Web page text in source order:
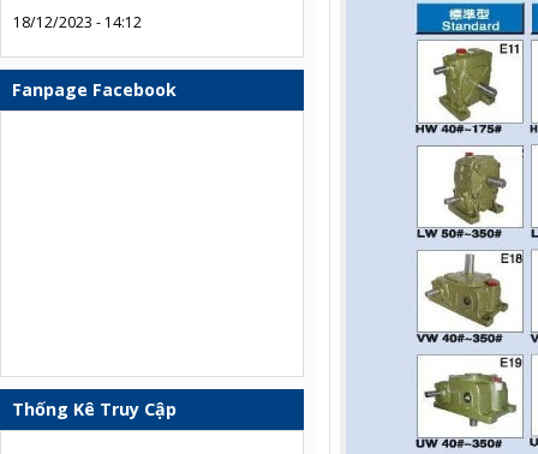
18/12/2023 - 14:12
Fanpage Facebook
Thống Kê Truy Cập